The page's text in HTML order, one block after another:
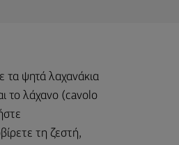
τα ψητά λαχανάκια
το λάχανο (cavolo
τη ζεστή,